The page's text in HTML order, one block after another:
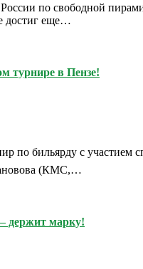
по свободной
достиг еще…
турнире в Пензе!
по бильярду с
(КМС,…
держит марку!